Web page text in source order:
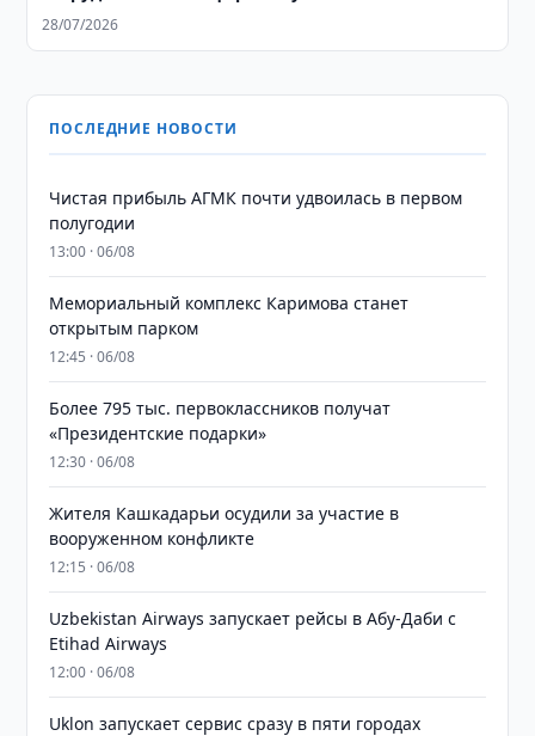
интеллекта
28/07/2026
ПОСЛЕДНИЕ НОВОСТИ
Чистая прибыль АГМК почти удвоилась в первом
полугодии
13:00 · 06/08
Мемориальный комплекс Каримова станет
открытым парком
12:45 · 06/08
Более 795 тыс. первоклассников получат
«Президентские подарки»
12:30 · 06/08
Жителя Кашкадарьи осудили за участие в
вооруженном конфликте
12:15 · 06/08
Uzbekistan Airways запускает рейсы в Абу-Даби с
Etihad Airways
12:00 · 06/08
Uklon запускает сервис сразу в пяти городах